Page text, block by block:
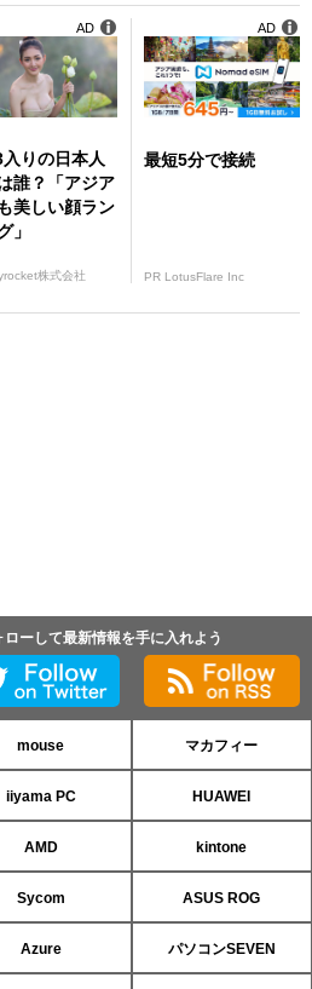
りの日本人
誰？「アジア
美しい顔ラン
」
株式会社
AD
最短5分で接続
PR LotusFlare Inc
AD
ーして最新情報を手に入れよう
mouse マカフィー
iiyama PC HUAWEI
AMD kintone
Sycom ASUS ROG
Azure パソコンSEVEN